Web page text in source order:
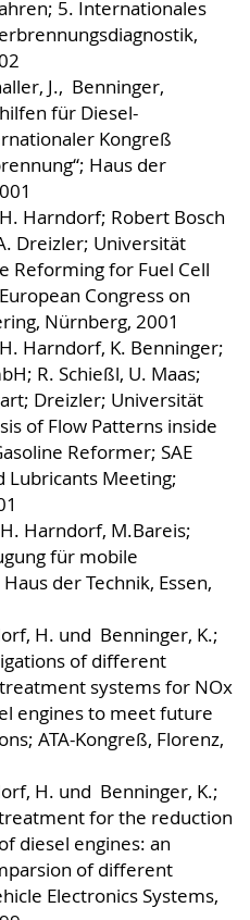
5. Internationales
J., Benninger,
für Diesel-
Kongreß
Haus der
Harndorf; Robert Bosch
Dreizler; Universität
Reforming for Fuel Cell
Congress on
Nürnberg, 2001
Harndorf, K. Benninger;
R. Schießl, U. Maas;
Dreizler; Universität
of Flow Patterns inside
Reformer; SAE
Lubricants Meeting;
Harndorf, M.Bareis;
für mobile
der Technik, Essen,
H. und Benninger, K.;
of different
systems for NOx
engines to meet future
ATA-Kongreß, Florenz,
H. und Benninger, K.;
for the reduction
diesel engines: an
of different
Electronics Systems,